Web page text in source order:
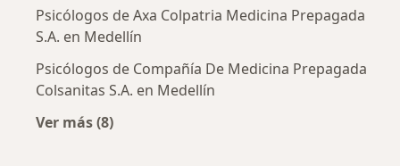
Psicólogos de Axa Colpatria Medicina Prepagada
S.A. en Medellín
Psicólogos de Compañía De Medicina Prepagada
Colsanitas S.A. en Medellín
Ver más (8)